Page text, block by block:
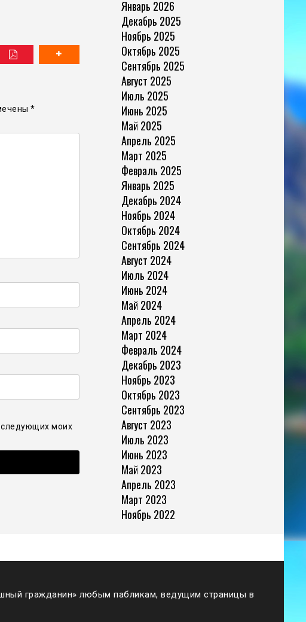
*
моих
Январь 2026
Декабрь 2025
Ноябрь 2025
Октябрь 2025
Сентябрь 2025
Август 2025
Июль 2025
Июнь 2025
Май 2025
Апрель 2025
Март 2025
Февраль 2025
Январь 2025
Декабрь 2024
Ноябрь 2024
Октябрь 2024
Сентябрь 2024
Август 2024
Июль 2024
Июнь 2024
Май 2024
Апрель 2024
Март 2024
Февраль 2024
Декабрь 2023
Ноябрь 2023
Октябрь 2023
Сентябрь 2023
Август 2023
Июль 2023
Июнь 2023
Май 2023
Апрель 2023
Март 2023
Ноябрь 2022
гражданин» любым пабликам, ведущим страницы в